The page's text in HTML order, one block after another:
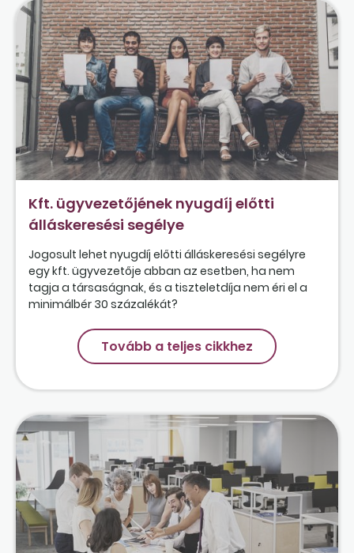
Kft. ügyvezetőjének nyugdíj előtti
álláskeresési segélye
Jogosult lehet nyugdíj előtti álláskeresési segélyre
egy kft. ügyvezetője abban az esetben, ha nem
tagja a társaságnak, és a tiszteletdíja nem éri el a
minimálbér 30 százalékát?
Tovább a teljes cikkhez